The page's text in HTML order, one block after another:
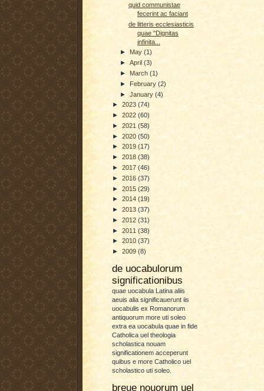
quid communistae
fecerint ac faciant
de litteris ecclesiasticis
quae "Dignitas
infinita...
► May(1)
►April(3)
► March(1)
►February(2)
►January(4)
► 2023 (74)
► 2022 (60)
► 2021 (58)
► 2020 (50)
► 2019 (17)
► 2018 (38)
► 2017 (46)
► 2016 (37)
► 2015 (29)
► 2014 (19)
► 2013 (37)
► 2012 (31)
► 2011 (38)
► 2010 (37)
► 2009 (8)
de uocabulorum
significationibus
quae uocabula Latina aliis
aeuis alia significauerunt iis
uocabulis ex Romanorum
antiquorum more uti soleo
extra ea uocabula quae in fide
Catholica uel theologia
scholastica nouam
significationem acceperunt
quibus e more Catholico uel
scholastico uti soleo.
breue nouorum uel